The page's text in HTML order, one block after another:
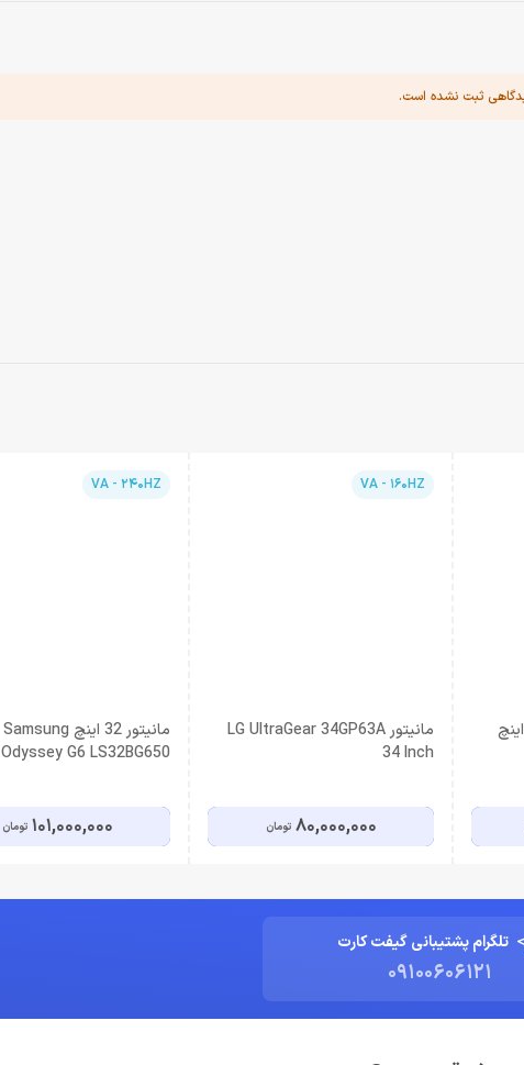
ثبت نشده است.
مانیتور PA278QV سایز 27 اینچ
VA - 160HZ
مانیتور LG UltraGear 34GP63A
34 Inch
80,000,000 تومان
VA - 240HZ
مانیتور 32 اینچ Samsung
Odyssey G6 LS32BG650
101,000,000 تومان
تلگرام پشتیبانی گیفت کارت
09100606121